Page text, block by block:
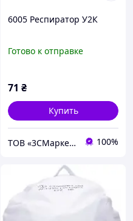
6005 Респиратор У2К
Готово к отправке
71 ₴
Купить
ТОВ «3СМаркет» 100%